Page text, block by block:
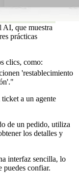
AI, que muestra
prácticas
clics, como:
'restablecimiento
a un agente
de un pedido, utiliza
los detalles y
interfaz sencilla, lo
puedes confiar.